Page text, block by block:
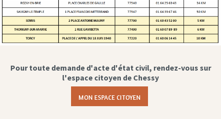
Pour toute demande d'acte d'état civil, rendez-vous sur
l'espace citoyen de Chessy
MON ESPACE CITOYEN